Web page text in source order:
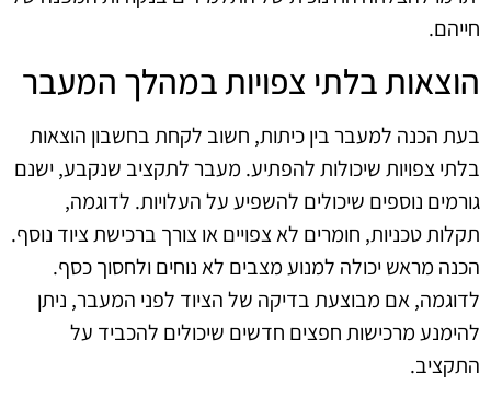
חייהם.
הוצאות בלתי צפויות במהלך המעבר
בעת הכנה למעבר בין כיתות, חשוב לקחת בחשבון הוצאות
בלתי צפויות שיכולות להפתיע. מעבר לתקציב שנקבע, ישנם
גורמים נוספים שיכולים להשפיע על העלויות. לדוגמה,
תקלות טכניות, חומרים לא צפויים או צורך ברכישת ציוד נוסף.
הכנה מראש יכולה למנוע מצבים לא נוחים ולחסוך כסף.
לדוגמה, אם מבוצעת בדיקה של הציוד לפני המעבר, ניתן
להימנע מרכישות חפצים חדשים שיכולים להכביד על
התקציב.